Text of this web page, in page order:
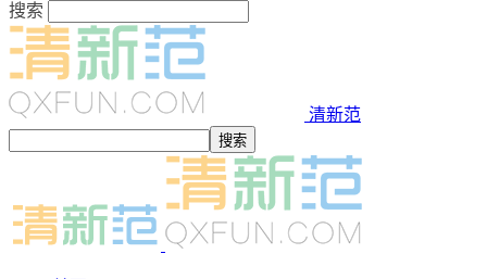
搜索
清新范